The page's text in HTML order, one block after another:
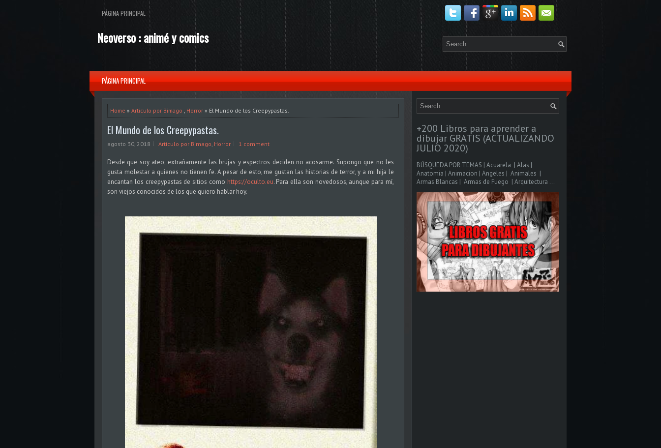
PÁGINA PRINCIPAL
Neoverso : animé y comics
PÁGINA PRINCIPAL
Home » Articulo por Bimago , Horror » El Mundo de los Creepypastas.
El Mundo de los Creepypastas.
agosto 30, 2018 Articulo por Bimago, Horror 1 comment
Desde que soy ateo, extrañamente las brujas y espectros deciden no acosarme. Supongo que no les
gusta molestar a quienes no tienen fe. A pesar de esto, me gustan las historias de terror, y a mi hija le
encantan los creepypastas de sitios como https://oculto.eu. Para ella son novedosos, aunque para mí,
son viejos conocidos de los que quiero hablar hoy.
+200 Libros para aprender a
dibujar GRATIS (ACTUALIZANDO
JULIO 2020)
BÚSQUEDA POR TEMAS | Acuarela | Alas |
Anatomia | Animacion | Angeles | Animales |
Armas Blancas | Armas de Fuego | Arquitectura ...